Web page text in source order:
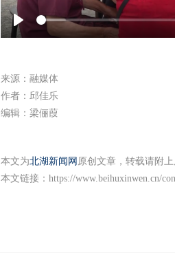
Play
来源：融媒体
作者：邱佳乐
编辑：梁俪葭
本文为北湖新闻网 原创文章，转载请附
本文链接： https://www.beihuxinwen.cn/